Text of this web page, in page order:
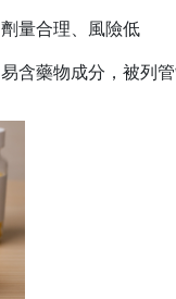
劑量合理、風險低
易含藥物成分，被列